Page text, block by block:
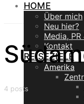
HOME
Über mich
Neu hier?
Media,
Kontakt
REISEZIELE
Amerika
4 posts